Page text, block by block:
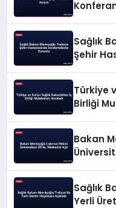
Sağlık
Şehir
Türkiye
Birliği
Bakan
Sağlık
Yerli